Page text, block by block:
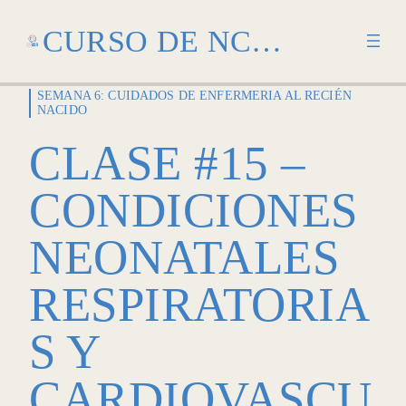
CURSO DE NCLEX
LECTURAS DEL
PROGRAMA NCLEX CON
ENFERMERAS EN USA
3 lessons
SEMANA 1: INTRODUCCIÓN
AL NCLEX RN Y
ESTÁNDARES
PROFESIONALES
4 lessons
SEMANA 2: FUNDAMENTOS
DEL CUIDADO I
3 lessons
SEMANA 3: FUNDAMENTOS
SEMANA 6: CUIDADOS DE ENFERMERIA AL RECIÉN
NACIDO
CLASE #15 –
CONDICIONES
NEONATALES
RESPIRATORIA
S Y